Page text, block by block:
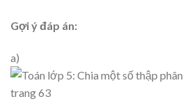
Gợi ý đáp án:
a)